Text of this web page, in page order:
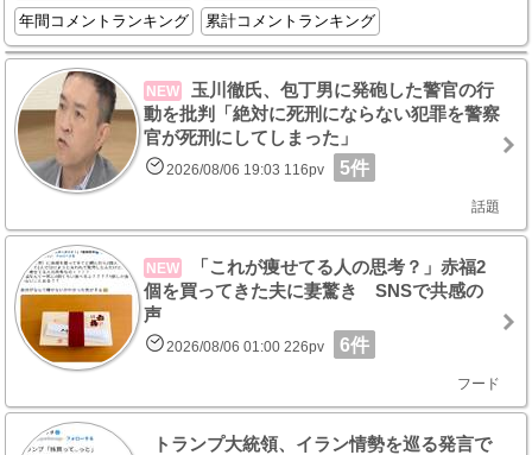
年間コメントランキング
累計コメントランキング
NEW
玉川徹氏、包丁男に発砲した警官の行
動を批判「絶対に死刑にならない犯罪を警察
官が死刑にしてしまった」
2026/08/06 19:03 116pv 5件
話題
NEW
「これが痩せてる人の思考？」赤福2
個を買ってきた夫に妻驚き SNSで共感の
声
2026/08/06 01:00 226pv 6件
フード
トランプ大統領、イラン情勢を巡る発言で